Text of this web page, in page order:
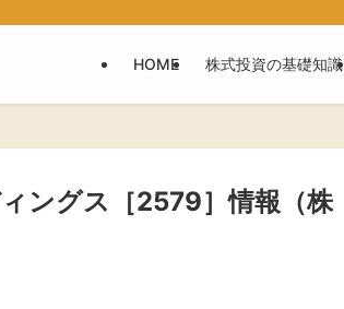
HOME 株式投資の基礎知識
ングス［2579］情報（株